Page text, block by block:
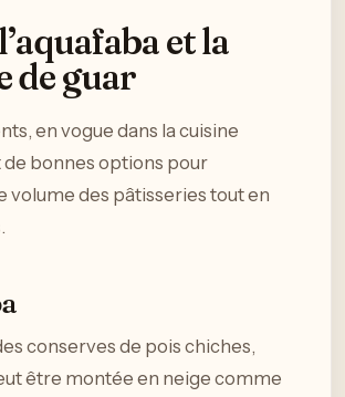
et la
de guar
en vogue dans la cuisine
de bonnes options pour
volume des pâtisseries tout en
conserves de pois chiches,
être montée en neige comme